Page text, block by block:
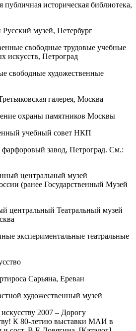
историческая библиотека,
музей, Петербург
свободные трудовые учебные
искусств, Петроград
свободные художественные
галерея, Москва
охраны памятников Москвы
учебный совет НКП
завод, Петроград. См.:
центральный музей
(ранее Государственный Музей
центральный Театральный музей
экспериментальные театральные
Сарьяна, Ереван
художественный музей
2007 – Дорогу
К 80-летию выставки МАИ в